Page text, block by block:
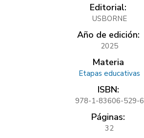
Editorial:
USBORNE
Año de edición:
2025
Materia
Etapas educativas
ISBN:
978-1-83606-529-6
Páginas:
32